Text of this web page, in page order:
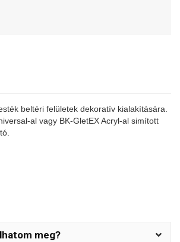
beltéri felületek dekoratív kialakítására.
al vagy BK-GletEX Acryl-al simított
meg?